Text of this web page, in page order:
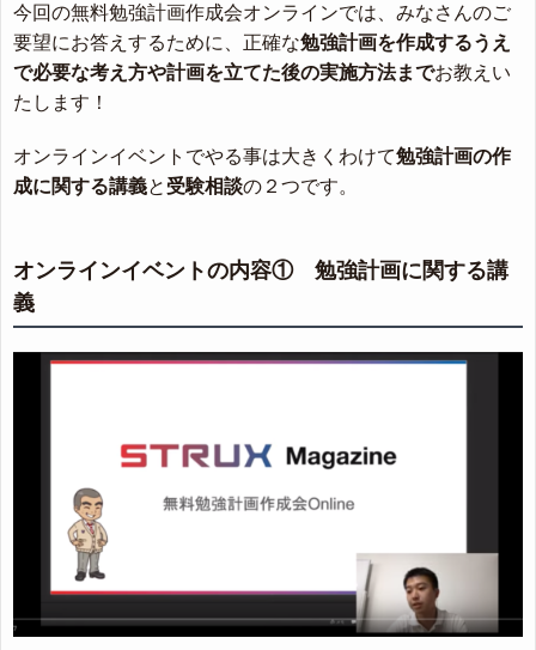
今回の無料勉強計画作成会オンラインでは、みなさんのご
要望にお答えするために、正確な勉強計画を作成するうえ
で必要な考え方や計画を立てた後の実施方法までお教えい
たします！
オンラインイベントでやる事は大きくわけて勉強計画の作
成に関する講義と 受験相談の２つです。
オンラインイベントの内容① 勉強計画に関する講
義